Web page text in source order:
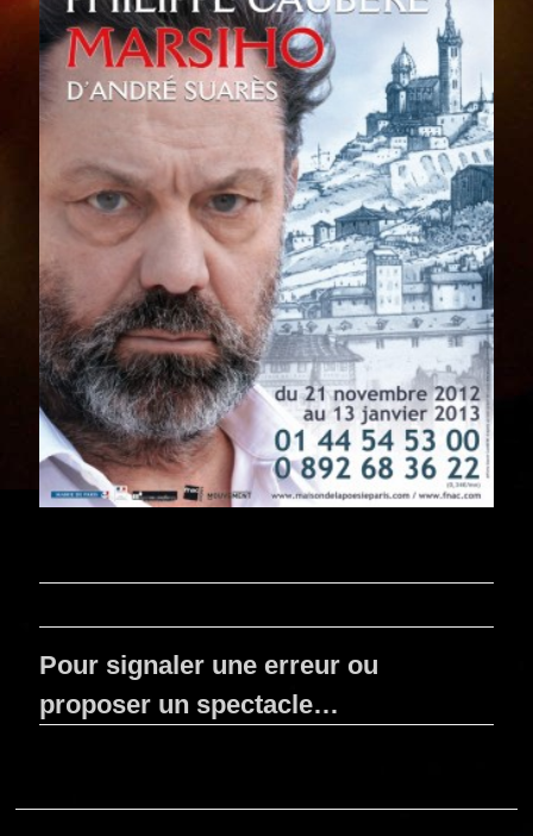
Pour signaler une erreur ou
proposer un spectacle…